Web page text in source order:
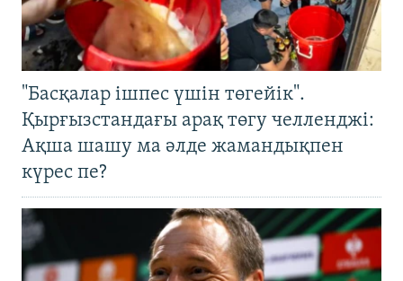
"Басқалар ішпес үшін төгейік".
Қырғызстандағы арақ төгу челленджі:
Ақша шашу ма әлде жамандықпен
күрес пе?